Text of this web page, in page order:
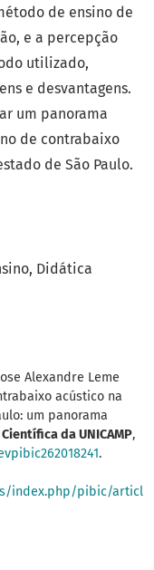
Didática
Alexandre Leme
acústico na
um panorama
da UNICAMP,
.
index.php/pibic/articl
de ensino de
e a percepção
utilizado,
e desvantagens.
um panorama
de contrabaixo
de São Paulo.